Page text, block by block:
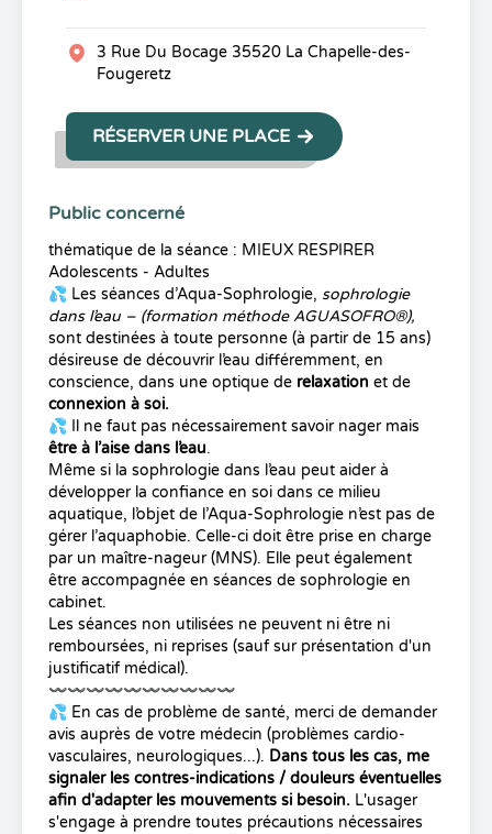
3 Rue Du Bocage 35520 La Chapelle-des-
Fougeretz
RÉSERVER UNE PLACE
Public concerné
thématique de la séance : MIEUX RESPIRER
Adolescents - Adultes
💦 Les séances d’Aqua-Sophrologie, sophrologie
dans l’eau – (formation méthode AGUASOFRO®),
sont destinées à toute personne (à partir de 15 ans)
désireuse de découvrir l’eau différemment, en
conscience, dans une optique de relaxation et de
connexion à soi.
💦 Il ne faut pas nécessairement savoir nager mais
être à l’aise dans l’eau.
Même si la sophrologie dans l’eau peut aider à
développer la confiance en soi dans ce milieu
aquatique, l’objet de l’Aqua-Sophrologie n’est pas de
gérer l’aquaphobie. Celle-ci doit être prise en charge
par un maître-nageur (MNS). Elle peut également
être accompagnée en séances de sophrologie en
cabinet.
Les séances non utilisées ne peuvent ni être ni
remboursées, ni reprises (sauf sur présentation d'un
justificatif médical).
〰️〰️〰️〰️〰️〰️〰️〰️〰️〰️
💦 En cas de problème de santé, merci de demander
avis auprès de votre médecin (problèmes cardio-
vasculaires, neurologiques...). Dans tous les cas, me
signaler les contres-indications / douleurs éventuelles
afin d'adapter les mouvements si besoin. L'usager
s'engage à prendre toutes précautions nécessaires